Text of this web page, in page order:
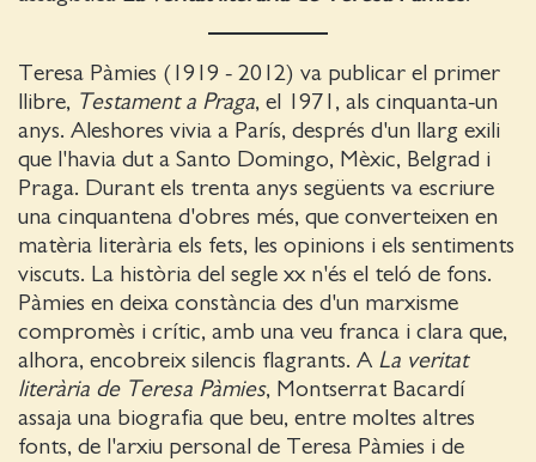
Teresa Pàmies (1919 - 2012) va publicar el primer
llibre, Testament a Praga, el 1971, als cinquanta-un
anys. Aleshores vivia a París, després d'un llarg exili
que l'havia dut a Santo Domingo, Mèxic, Belgrad i
Praga. Durant els trenta anys següents va escriure
una cinquantena d'obres més, que converteixen en
matèria literària els fets, les opinions i els sentiments
viscuts. La història del segle xx n'és el teló de fons.
Pàmies en deixa constància des d'un marxisme
compromès i crític, amb una veu franca i clara que,
alhora, encobreix silencis flagrants. A La veritat
literària de Teresa Pàmies, Montserrat Bacardí
assaja una biografia que beu, entre moltes altres
fonts, de l'arxiu personal de Teresa Pàmies i de